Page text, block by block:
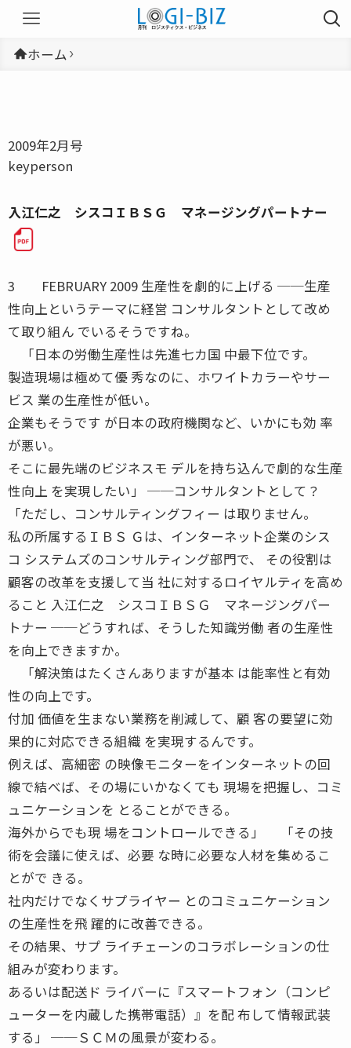
ホーム
2009年2月号
keyperson
入江仁之 シスコＩＢＳＧ マネージングパートナー
3 FEBRUARY 2009 生産性を劇的に上げる ──生産
性向上というテーマに経営 コンサルタントとして改め
て取り組ん でいるそうですね。
「日本の労働生産性は先進七カ国 中最下位です。
製造現場は極めて優 秀なのに、ホワイトカラーやサー
ビス 業の生産性が低い。
企業もそうです が日本の政府機関など、いかにも効 率
が悪い。
そこに最先端のビジネスモ デルを持ち込んで劇的な生産
性向上 を実現したい」 ──コンサルタントとして？
「ただし、コンサルティングフィー は取りません。
私の所属するＩＢＳ Ｇは、インターネット企業のシス
コ システムズのコンサルティング部門で、 その役割は
顧客の改革を支援して当 社に対するロイヤルティを高め
ること 入江仁之 シスコＩＢＳＧ マネージングパー
トナー ──どうすれば、そうした知識労働 者の生産性
を向上できますか。
「解決策はたくさんありますが基本 は能率性と有効
性の向上です。
付加 価値を生まない業務を削減して、顧 客の要望に効
果的に対応できる組織 を実現するんです。
例えば、高細密 の映像モニターをインターネットの回
線で結べば、その場にいかなくても 現場を把握し、コミ
ュニケーションを とることができる。
海外からでも現 場をコントロールできる」 「その技
術を会議に使えば、必要 な時に必要な人材を集めるこ
とがで きる。
社内だけでなくサプライヤー とのコミュニケーション
の生産性を飛 躍的に改善できる。
その結果、サプ ライチェーンのコラボレーションの仕
組みが変わります。
あるいは配送ド ライバーに『スマートフォン（コンピ
ューターを内蔵した携帯電話）』を配 布して情報武装
する」 ──ＳＣＭの風景が変わる。